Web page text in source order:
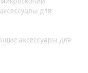
для
аксессуары для